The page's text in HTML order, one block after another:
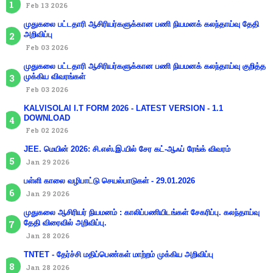
Feb 13 2026
முதுகலை பட்டதாரி ஆசிரியர்களுக்கான பணி நியமனக் கலந்தாய்வு தேதி
அறிவிப்பு
Feb 03 2026
முதுகலை பட்டதாரி ஆசிரியர்களுக்கான பணி நியமனக் கலந்தாய்வு குறித்த
முக்கிய விவரங்கள்
Feb 03 2026
KALVISOLAI I.T FORM 2026 - LATEST VERSION - 1.1
DOWNLOAD
Feb 02 2026
JEE. மெயின் 2026: சி.எஸ்.இ.யில் சேர கட்-ஆஃப் ரேங்க் விவரம்
Jan 29 2026
பள்ளி காலை வழிபாட்டு செயல்பாடுகள் - 29.01.2026
Jan 29 2026
முதுகலை ஆசிரியர் நியமனம் : காலிப்பணியிடங்கள் சேகரிப்பு. கலந்தாய்வு
தேதி விரைவில் அறிவிப்பு.
Jan 28 2026
TNTET - தேர்ச்சி மதிப்பெண்கள் மாற்றம் முக்கிய அறிவிப்பு
Jan 28 2026